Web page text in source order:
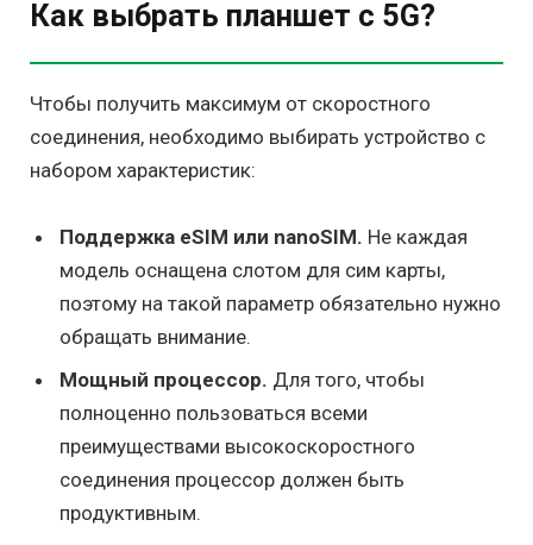
Как выбрать планшет с 5G?
Чтобы получить максимум от скоростного
соединения, необходимо выбирать устройство с
набором характеристик:
Поддержка eSIM или nanoSIM. Не каждая
модель оснащена слотом для сим карты,
поэтому на такой параметр обязательно нужно
обращать внимание.
Мощный процессор. Для того, чтобы
полноценно пользоваться всеми
преимуществами высокоскоростного
соединения процессор должен быть
продуктивным.